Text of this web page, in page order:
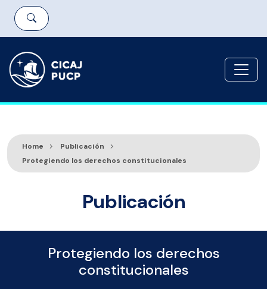
Home
Publicación
Protegiendo los derechos constitucionales
Publicación
Protegiendo los derechos
constitucionales